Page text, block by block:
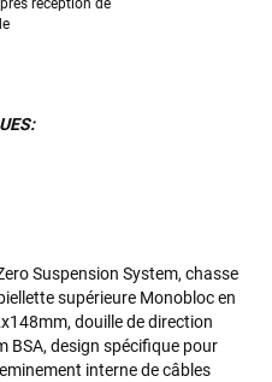
réception de
Suspension System, chasse
supérieure Monobloc en
douille de direction
BSA, design spécifique pour
interne de câbles